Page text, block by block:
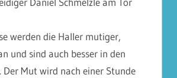
werden die Haller mutiger,
und sind auch besser in den
Der Mut wird nach einer Stunde